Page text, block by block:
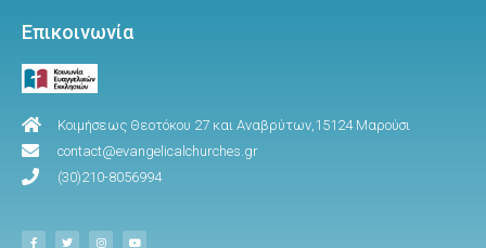
Επικοινωνία
Κοιμήσεως Θεοτόκου 27 και Αναβρύτων,15124 Μαρούσι
contact@evangelicalchurches.gr
(30)210-8056994